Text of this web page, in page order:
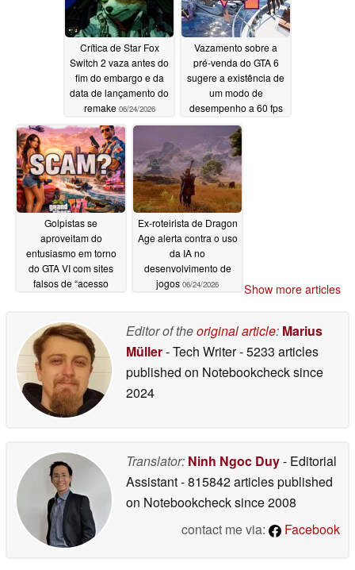
Crítica de Star Fox
Switch 2 vaza antes do
fim do embargo e da
data de lançamento do
remake 06/24/2026
Vazamento sobre a
pré-venda do GTA 6
sugere a existência de
um modo de
desempenho a 60 fps
nos consoles PS5 e
Xbox06/24/2026
Golpistas se
aproveitam do
entusiasmo em torno
do GTA VI com sites
falsos de “acesso
Ex-roteirista de Dragon
Age alerta contra o uso
da IA no
desenvolvimento de
jogos 06/24/2026 Show more articles
Editor of theoriginal article: Marius
Müller- Tech Writer- 5233 articles
published on Notebookchecksince
2024
Translator: Ninh Ngoc Duy- Editorial
Assistant- 815842 articles published
on Notebookchecksince 2008
contact me via:
Facebook